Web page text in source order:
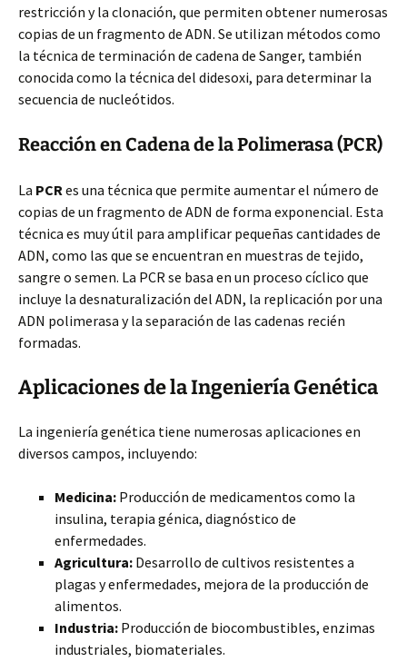
restricción y la clonación, que permiten obtener numerosas
copias de un fragmento de ADN. Se utilizan métodos como
la técnica de terminación de cadena de Sanger, también
conocida como la técnica del didesoxi, para determinar la
secuencia de nucleótidos.
Reacción en Cadena de la Polimerasa (PCR)
La PCRes una técnica que permite aumentar el número de
copias de un fragmento de ADN de forma exponencial. Esta
técnica es muy útil para amplificar pequeñas cantidades de
ADN, como las que se encuentran en muestras de tejido,
sangre o semen. La PCR se basa en un proceso cíclico que
incluye la desnaturalización del ADN, la replicación por una
ADN polimerasa y la separación de las cadenas recién
formadas.
Aplicaciones de la Ingeniería Genética
La ingeniería genética tiene numerosas aplicaciones en
diversos campos, incluyendo:
Medicina: Producción de medicamentos como la
insulina, terapia génica, diagnóstico de
enfermedades.
Agricultura: Desarrollo de cultivos resistentes a
plagas y enfermedades, mejora de la producción de
alimentos.
Industria: Producción de biocombustibles, enzimas
industriales, biomateriales.